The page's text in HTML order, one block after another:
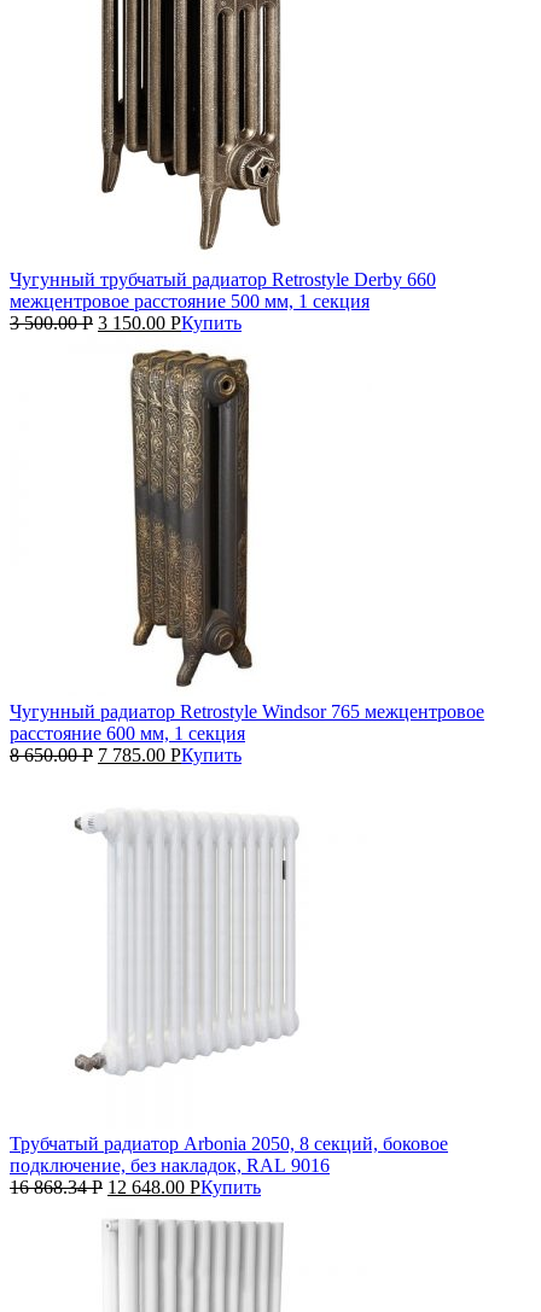
Чугунный трубчатый радиатор Retrostyle Derby 660
межцентровое расстояние 500 мм, 1 секция
3 500.00Р 3 150.00 РКупить
Чугунный радиатор Retrostyle Windsor 765 межцентровое
расстояние 600 мм, 1 секция
8 650.00Р 7 785.00 РКупить
Трубчатый радиатор Arbonia 2050, 8 секций, боковое
подключение, без накладок, RAL 9016
16 868.34Р 12 648.00 РКупить